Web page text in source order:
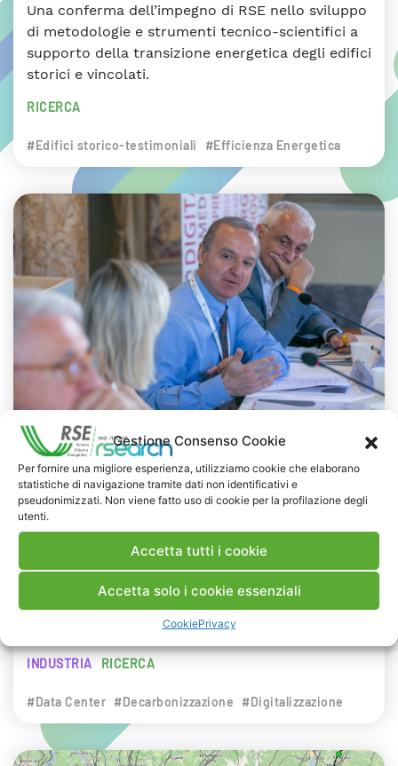
Gestione Consenso Cookie
Per fornire una migliore esperienza, utilizziamo cookie che elaborano
statistiche di navigazione tramite dati non identificativi e
pseudonimizzati. Non viene fatto uso di cookie per la profilazione degli
utenti.
Accetta tutti i cookie
Accetta solo i cookie essenziali
CookiePrivacy
Una conferma dell’impegno di RSE nello sviluppo
di metodologie e strumenti tecnico-scientifici a
supporto della transizione energetica degli edifici
storici e vincolati.
RICERCA
#Edifici storico-testimoniali #Efficienza Energetica
NEWS
29 LUGLIO 2026
Presentazione del Rapporto Innov-E
RSE è intervenuta sul tema dell’innovazione
energetica nell’ambito del convegno targato I-
INDUSTRIA RICERCA
#Data Center #Decarbonizzazione #Digitalizzazione